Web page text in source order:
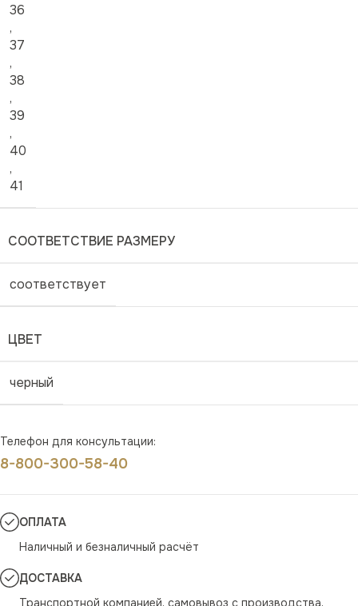
36
,
37
,
38
,
39
,
40
,
41
СООТВЕТСТВИЕ РАЗМЕРУ
соответствует
ЦВЕТ
черный
Телефон для консультации:
8-800-300-58-40
ОПЛАТА
Наличный и безналичный расчёт
ДОСТАВКА
Транспортной компанией, самовывоз с производства,